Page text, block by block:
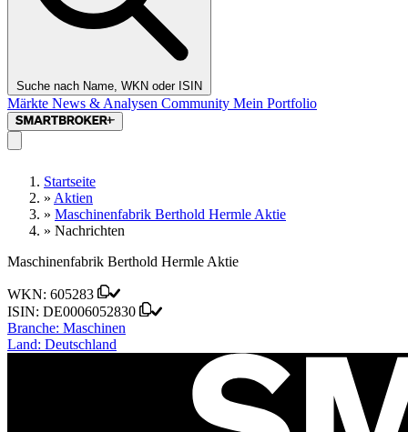
Suche nach Name, WKN oder ISIN
Märkte News & Analysen Community Mein Portfolio
Startseite
» Aktien
» Maschinenfabrik Berthold Hermle Aktie
» Nachrichten
Maschinenfabrik Berthold Hermle Aktie
WKN: 605283
ISIN: DE0006052830
Branche: Maschinen
Land: Deutschland